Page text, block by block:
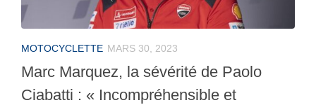
MOTOCYCLETTE MARS 30, 2023
Marc Marquez, la sévérité de Paolo
Ciabatti : « Incompréhensible et